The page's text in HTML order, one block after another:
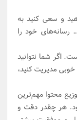
و سعی کنید به
رسانه‌های خود را
اگر شما نتوانید
مدیریت کنید،
محتوا مهم‌ترین
هر چقدر دقت و